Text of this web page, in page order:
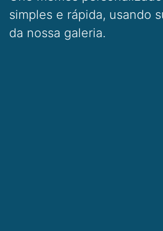
simples e rápida, usando
da nossa galeria.